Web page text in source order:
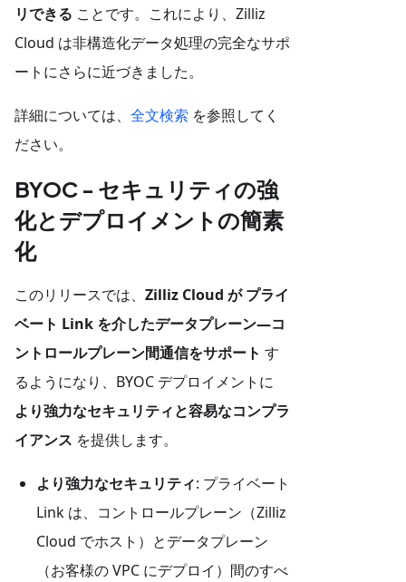
リできる ことです。これにより、Zilliz
Cloud は非構造化データ処理の完全なサポ
ートにさらに近づきました。
詳細については、 全文検索 を参照してく
ださい。
BYOC - セキュリティの強
化とデプロイメントの簡素
化
このリリースでは、 Zilliz Cloud が プライ
ベート Link を介したデータプレーン—コ
ントロールプレーン間通信をサポート す
るようになり、BYOC デプロイメントに
より強力なセキュリティと容易なコンプラ
イアンス を提供します。
より強力なセキュリティ: プライベート
Link は、コントロールプレーン（Zilliz
Cloud でホスト）とデータプレーン
（お客様の VPC にデプロイ）間のすべ